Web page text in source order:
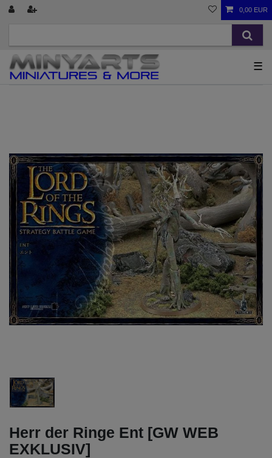
0,00 EUR
☰
Herr der Ringe Ent [GW WEB
EXKLUSIV]